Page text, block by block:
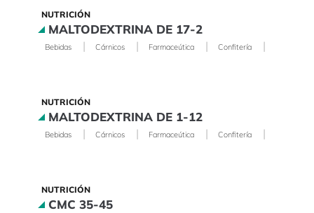
NUTRICIÓN
MALTODEXTRINA DE 17-2
Bebidas | Cárnicos | Farmaceútica | Confitería |
NUTRICIÓN
MALTODEXTRINA DE 1-12
Bebidas | Cárnicos | Farmaceútica | Confitería |
NUTRICIÓN
CMC 35-45